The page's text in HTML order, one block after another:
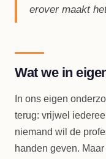
erover maakt
Wat we in
In ons eigen
terug: vrijwel
niemand wil de
handen geven.